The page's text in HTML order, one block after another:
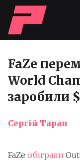
FaZe
World
заробили
Сергій Таран
FaZe обіграли